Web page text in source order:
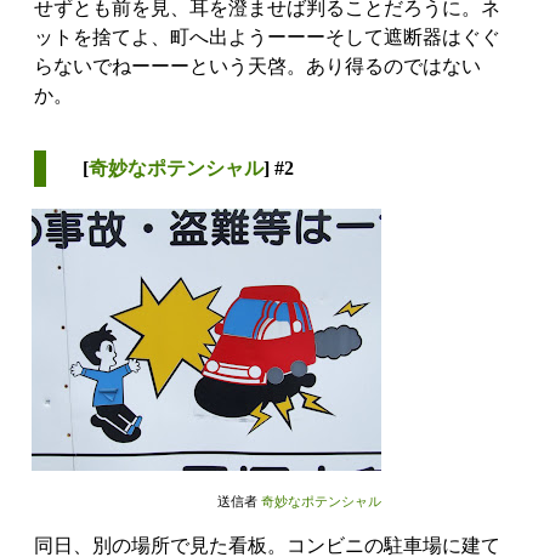
せずとも前を見、耳を澄ませば判ることだろうに。ネ
ットを捨てよ、町へ出ようーーーそして遮断器はぐぐ
らないでねーーーという天啓。あり得るのではない
か。
[奇妙なポテンシャル] #2
送信者 奇妙なポテンシャル
同日、別の場所で見た看板。コンビニの駐車場に建て